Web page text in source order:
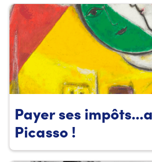
Payer ses
Picasso !